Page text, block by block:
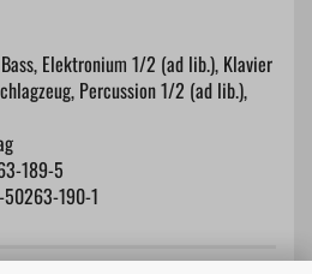
Elektronium 1/2 (ad lib.), Klavier
Percussion 1/2 (ad lib.),
189-5
190-1